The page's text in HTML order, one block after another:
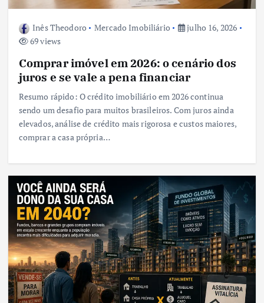
Inês Theodoro Mercado Imobiliário
julho 16, 2026
69 views
Comprar imóvel em 2026: o cenário dos
juros e se vale a pena financiar
Resumo rápido: O crédito imobiliário em 2026 continua
sendo um desafio para muitos brasileiros. Com juros ainda
elevados, análise de crédito mais rigorosa e custos maiores,
comprar a casa própria…